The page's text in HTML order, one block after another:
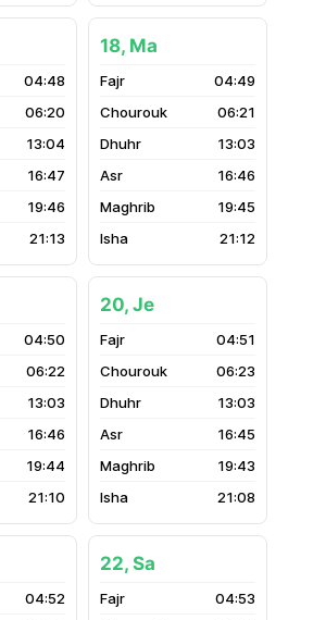
04:48
06:20
13:04
16:47
19:46
21:13
18, Ma
04:49
06:21
13:03
16:46
19:45
21:12
04:50
06:22
13:03
16:46
19:44
21:10
20, Je
04:51
06:23
13:03
16:45
19:43
21:08
04:52
22, Sa
04:53